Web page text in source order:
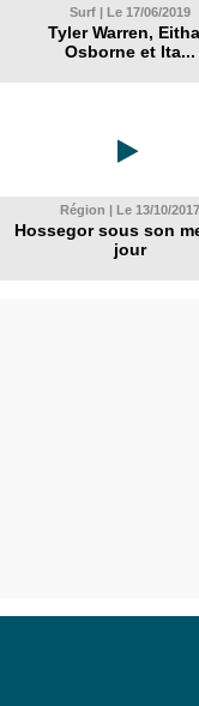
Surf | Le 17/06/2019
Tyler Warren,
Osborne et Ita...
Région | Le 13/10/2017
Hossegor sous son
jour